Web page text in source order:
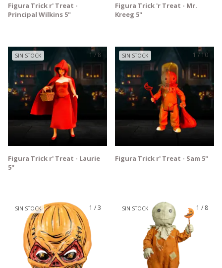
Figura Trick r' Treat -
Principal Wilkins 5"
Figura Trick 'r Treat - Mr.
Kreeg 5"
1 / 8
SIN STOCK
Figura Trick r' Treat - Laurie
5"
1 / 10
SIN STOCK
Figura Trick r' Treat - Sam 5"
1 /3
SIN STOCK 1 / 8
SIN STOCK